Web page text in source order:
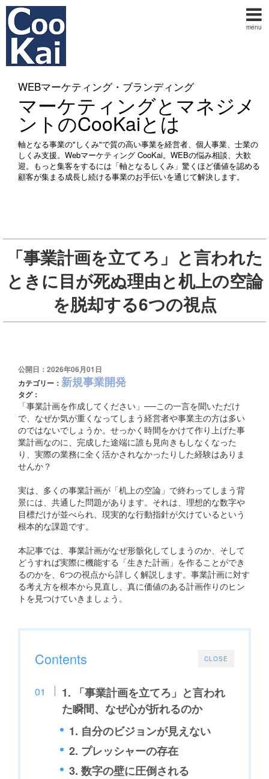
menu
WEBマーケティング・ブランディング
マーケティングとマネジメ
ントのCooKaiとは
軸となる事業の"しくみ"で質の高い事業を経営者、個人事業、士業の
しくみ支援。Webマーケティング CooKai。WEBの悩み相談、大歓
迎。もっと集客をするには「軸となるしくみ」驚くほど価値を認める
顧客が集まる成長し続ける事業のお手伝いを通じて解決します。
「事業計画を立てろ」と言われた
ときに目が死ぬ理由と机上の空論
を脱却する6つの視点
公開日：2026年06月01日
カテゴリー： 新規事業開発
タグ：
「事業計画を作成してください」──この一言を聞いただけ
で、なぜか気が重くなってしまう経営者や事業主の方は多い
のではないでしょうか。せっかく時間をかけて作り上げた事
業計画なのに、完成した途端に誰も見向きもしなくなった
り、実際の業務に全く活かされなかったりした経験はありま
せんか？
実は、多くの事業計画が「机上の空論」で終わってしまう背
景には、共通した問題があります。それは、理想的な数字や
目標だけが並べられ、現実的な行動指針が欠けているという
根本的な課題です。
本記事では、事業計画がなぜ形骸化してしまうのか、そして
どうすれば実際に機能する「生きた計画」を作ることができ
るのかを、6つの視点から詳しく解説します。事業計画に対す
る考え方を根本から見直し、真に価値のある計画作りのヒン
トを見つけていきましょう。
CLOSE
Contents
1. 「事業計画を立てろ」と言われ
た瞬間、なぜ心が折れるのか
1. 自分のビジョンが見えない
2. プレッシャーの存在
3. 数字の壁に圧倒される